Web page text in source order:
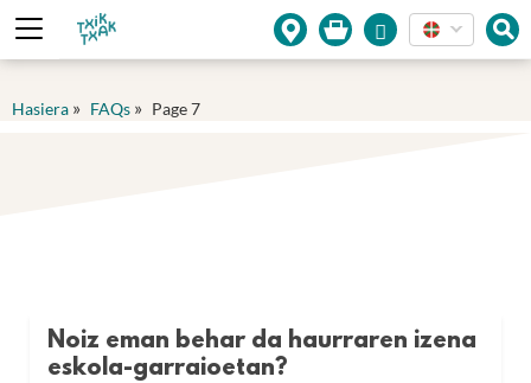
Cookies management panel
Hasiera » FAQs » Page 7
Noiz eman behar da haurraren izena
eskola-garraioetan?